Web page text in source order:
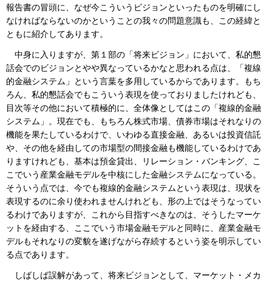
報告書の冒頭に、なぜ今こういうビジョンといったものを明確にし
なければならないのかということの我々の問題意識も、この経緯と
ともに紹介してあります。
中身に入りますが、第１部の「将来ビジョン」において、私的懇
話会でのビジョンとやや異なっているかなと思われる点は、「複線
的金融システム」という言葉を多用しているからであります。もち
ろん、私的懇話会でもこういう表現を使っておりましたけれども、
目次等その他において積極的に、全体像としてはこの「複線的金融
システム」。現在でも、もちろん株式市場、債券市場はそれなりの
機能を果たしているわけで、いわゆる直接金融、あるいは投資信託
や、その他を経由しての市場型の間接金融も機能しているわけであ
りますけれども、基本は預金貸出、リレーション・バンキング、こ
こでいう産業金融モデルを中核にした金融システムになっている。
そういう点では、今でも複線的金融システムという表現は、現状を
表現するのに余り使われませんけれども、形の上ではそうなってい
るわけでありますが、これから目指すべきなのは、そうしたマーケ
ットを経由する、ここでいう市場金融モデルと同時に、産業金融モ
デルもそれなりの変貌を遂げながら存続するという姿を明示してい
る点であります。
しばしば誤解があって、将来ビジョンとして、マーケット・メカ